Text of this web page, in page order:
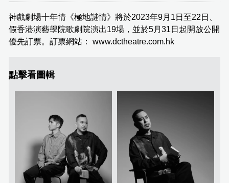
神戲劇場十年情《極地謎情》將於2023年9月1日至22日、
假香港演藝學院歌劇院演出19場，並於5月31日起開放公開
優先訂票。訂票網站： www.dctheatre.com.hk
點擊看圖輯